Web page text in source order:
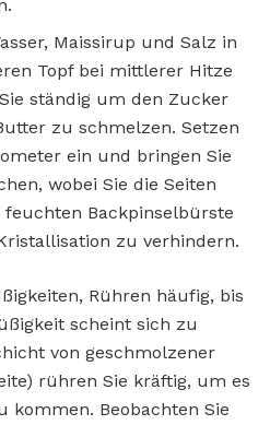
Maissirup und Salz in
Topf bei mittlerer Hitze
ständig um den Zucker
zu schmelzen. Setzen
ein und bringen Sie
wobei Sie die Seiten
Backpinselbürste
zu verhindern.
Rühren häufig, bis
scheint sich zu
von geschmolzener
rühren Sie kräftig, um es
kommen. Beobachten Sie